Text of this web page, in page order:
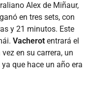
Alex de Miñaur,
en tres sets, con
y 21 minutos. Este
Vacherot entrará el
en su carrera, un
que hace un año era